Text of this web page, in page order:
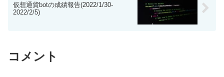
仮想通貨botの成績報告(2022/1/30-
2022/2/5)
コメント